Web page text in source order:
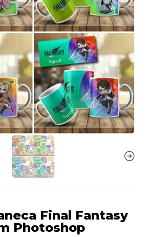
Final Fantasy
Photoshop